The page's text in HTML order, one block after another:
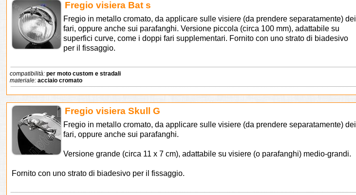
Fregio visiera Bat s
Fregio in metallo cromato, da applicare sulle visiere (da prendere separatamente) dei
fari, oppure anche sui parafanghi. Versione piccola (circa 100 mm), adattabile su
superfici curve, come i doppi fari supplementari. Fornito con uno strato di biadesivo
per il fissaggio.
compatibilità:per moto custom e stradali
materiale:acciaio cromato
Fregio visiera Skull G
Fregio in metallo cromato, da applicare sulle visiere (da prendere separatamente) dei
fari, oppure anche sui parafanghi.
Versione grande (circa 11 x 7 cm), adattabile su visiere (o parafanghi) medio-grandi.
Fornito con uno strato di biadesivo per il fissaggio.